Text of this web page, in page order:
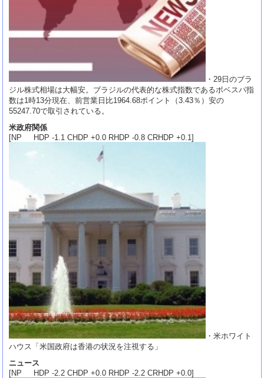
・29日のブラ
ジル株式相場は大幅安。ブラジルの代表的な株式指数であるボベスパ指
数は1時13分現在、前営業日比1964.68ポイント（3.43％）安の
55247.70で取引されている。
米政府関係
[NP HDP -1.1 CHDP +0.0 RHDP -0.8 CRHDP +0.1]
・米ホワイト
ハウス「米国政府は香港の状況を注視する」
ニュース
[NP HDP -2.2 CHDP +0.0 RHDP -2.2 CRHDP +0.0]